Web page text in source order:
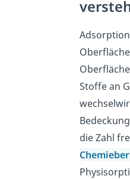
Stoffe an
die Zahl